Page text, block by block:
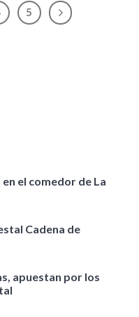
5
el comedor de La
Cadena de
apuestan por los